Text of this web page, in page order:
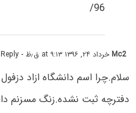
96/
Mc2خرداد ۲۴, ۱۳۹۶ at ۹:۱۳ ق٫ظ - Reply
سلام.چرا اسم دانشگاه ازاد
دفترچه ثبت نشده.زنگ مسزنم